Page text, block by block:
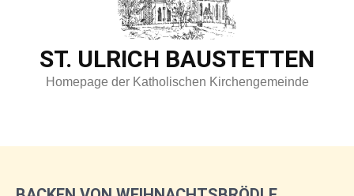
ST. ULRICH BAUSTETTEN
Homepage der Katholischen Kirchengemeinde